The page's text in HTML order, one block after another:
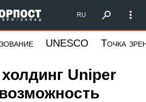
Форпост Северо-Запад
RU
UNESCO Точка
Uniper